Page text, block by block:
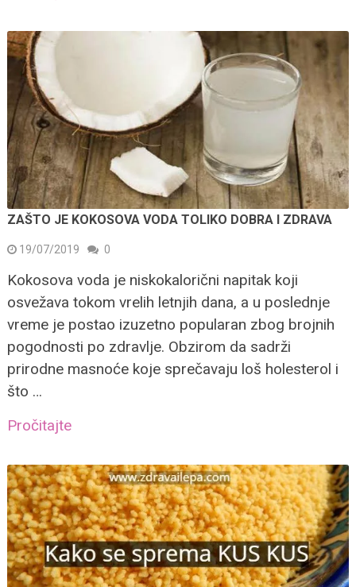
ZAŠTO JE KOKOSOVA VODA TOLIKO DOBRA I ZDRAVA
19/07/2019 0
Kokosova voda je niskokalorični napitak koji
osvežava tokom vrelih letnjih dana, a u poslednje
vreme je postao izuzetno popularan zbog brojnih
pogodnosti po zdravlje. Obzirom da sadrži
prirodne masnoće koje sprečavaju loš holesterol i
što …
Pročitajte